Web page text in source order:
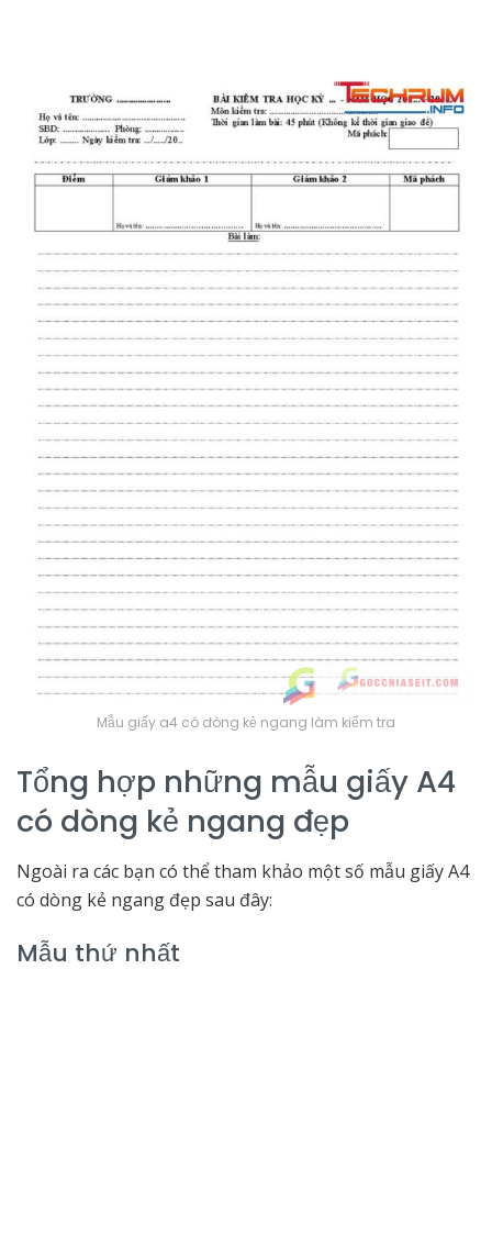
Mẫu giấy a4 có dòng kẻ ngang làm kiểm tra
Tổng hợp những mẫu giấy A4
có dòng kẻ ngang đẹp
Ngoài ra các bạn có thể tham khảo một số mẫu giấy A4
có dòng kẻ ngang đẹp sau đây:
Mẫu thứ nhất